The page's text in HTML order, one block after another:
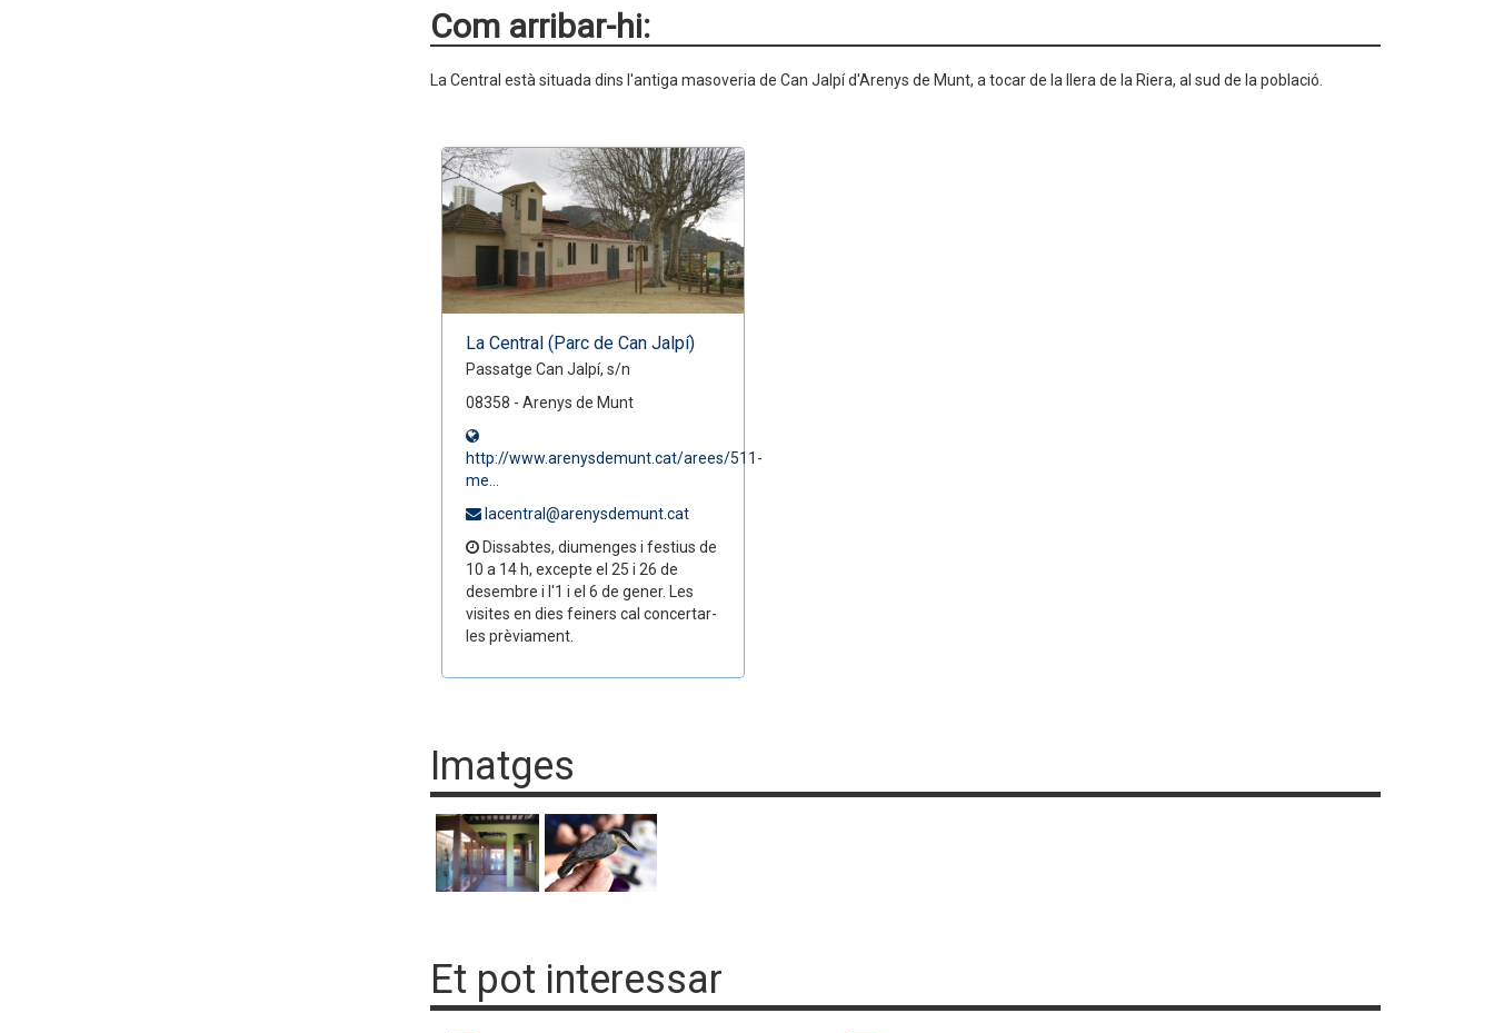
Com arribar-hi:
La Central està situada dins l'antiga masoveria de Can Jalpí d'Arenys de Munt, a tocar de la llera de la Riera, al sud de la població.
La Central (Parc de Can Jalpí)
Passatge Can Jalpí, s/n
08358 - Arenys de Munt
http://www.arenysdemunt.cat/arees/511-
me...
lacentral@arenysdemunt.cat
Dissabtes, diumenges i festius de
10 a 14 h, excepte el 25 i 26 de
desembre i l'1 i el 6 de gener. Les
visites en dies feiners cal concertar-
les prèviament.
Imatges
Et pot interessar